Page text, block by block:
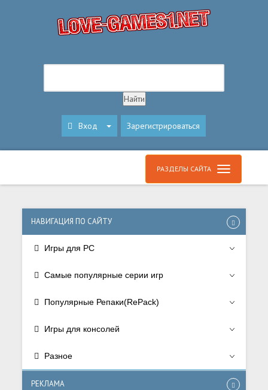
Вход Зарегистрироваться
РАЗДЕЛЫ САЙТА
НАВИГАЦИЯ ПО САЙТУ
Игры для PC
Самые популярные серии игр
Популярные Репаки(RePack)
Игры для консолей
Разное
РЕКЛАМА